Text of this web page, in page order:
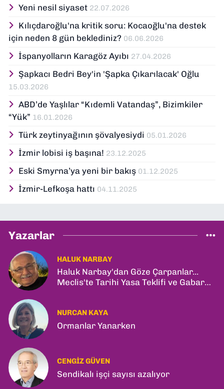
Yeni nesil siyaset 22.07.2026
Kılıçdaroğlu'na kritik soru: Kocaoğlu'na destek
için neden 8 gün beklediniz? 06.06.2026
İspanyolların Karagöz Ayıbı 27.04.2026
Şapkacı Bedri Bey'in 'Şapka Çıkarılacak' Oğlu
15.03.2026
ABD’de Yaşlılar “Kıdemli Vatandaş”, Bizimkiler
“Yük” 16.01.2026
Türk zeytinyağının şövalyesiydi 05.01.2026
İzmir lobisi iş başına! 23.12.2025
Eski Smyrna’ya yeni bir bakış 01.12.2025
İzmir-Lefkoşa hattı 04.11.2025
Yazarlar
HALUK NARBAY
Haluk Narbay'dan Göze Çarpanlar...
Meclis'te Tarihi Yasa Teklifi ve Gabar
NURCAN KAYA
Ormanlar Yanarken
CENGIZ GÜVEN
Sendikalı işçi sayısı azalıyor